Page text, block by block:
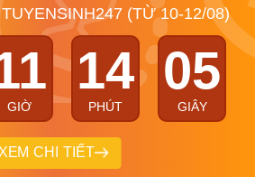
(TỪ 10-12/08)
GIỜ
14
PHÚT
05
GIÂY
CHI TIẾT